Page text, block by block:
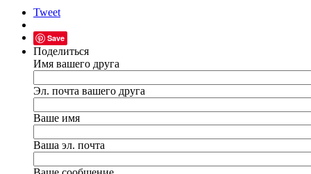
Tweet
Save
Поделиться
Имя вашего друга
Эл. почта вашего друга
Ваше имя
Ваша эл. почта